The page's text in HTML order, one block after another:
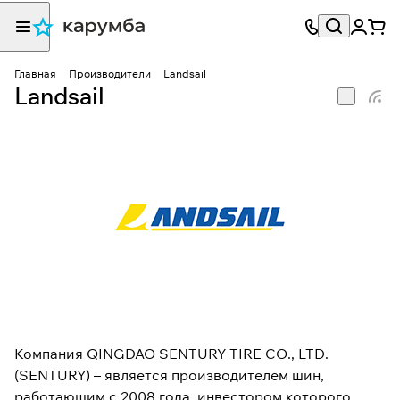
Главная Производители Landsail
Landsail
Компания QINGDAO SENTURY TIRE CO., LTD.
(SENTURY) – является производителем шин,
работающим с 2008 года, инвестором которого